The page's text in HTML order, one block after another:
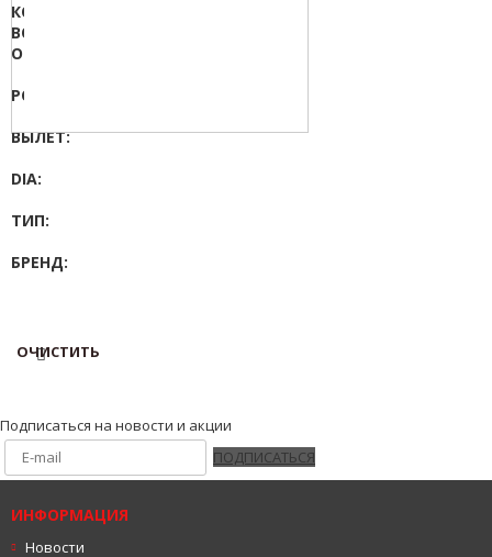
КОЛ-
ВО
ОТВЕРСТИЙ:
PCD:
ВЫЛЕТ:
DIA:
ТИП:
БРЕНД:
ОЧИСТИТЬ
Подписаться на новости и акции
ПОДПИСАТЬСЯ
ИНФОРМАЦИЯ
Новости